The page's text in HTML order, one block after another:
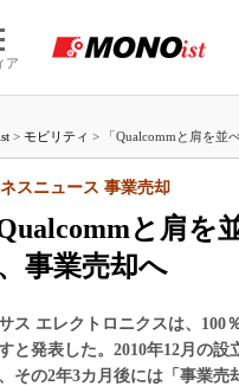
ア
つながるAI×
> モビリティ > 「Qualcommと肩を並
Qualcommと肩
事業売却へ
スニュース 事業売却
ス エレクトロニクスは、100
と発表した。2010年12月の
その2年3カ月後には「事業